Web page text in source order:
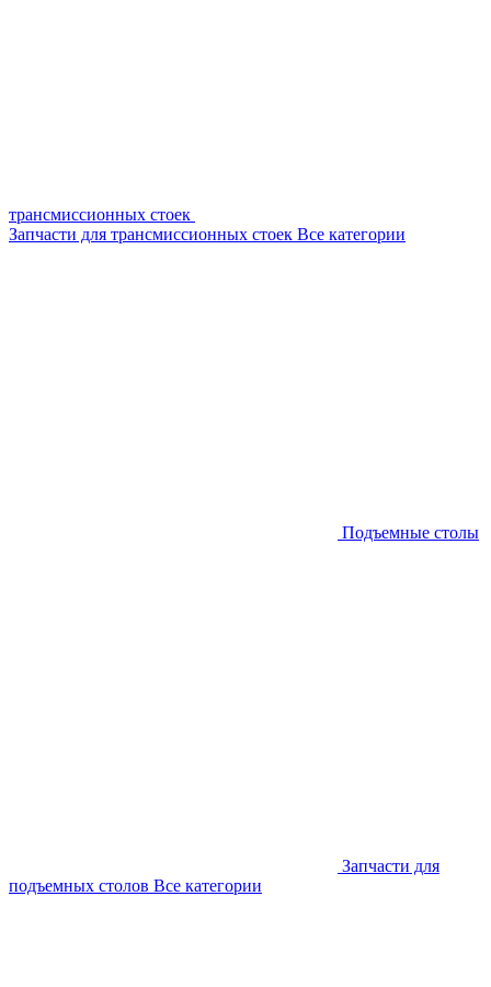
трансмиссионных стоек
Запчасти для трансмиссионных стоек Все категории
Подъемные столы
Запчасти для
подъемных столов Все категории